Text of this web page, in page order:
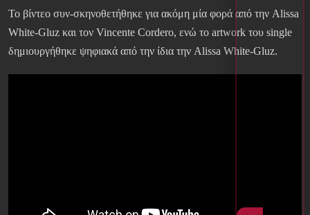
Το βίντεο συν-σκηνοθετήθηκε για ακόμη μία φορά από την Alissa
White-Gluz και τον Vincente Cordero, ενώ το artwork του single
δημιουργήθηκε ψηφιακά από την ίδια την Alissa White-Gluz.